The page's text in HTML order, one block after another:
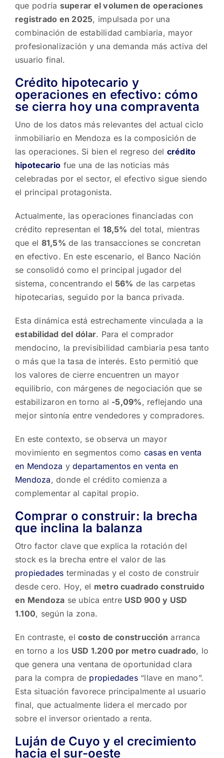
que podría superar el volumen de operaciones
registrado en 2025, impulsada por una
combinación de estabilidad cambiaria, mayor
profesionalización y una demanda más activa del
usuario final.
Crédito hipotecario y
operaciones en efectivo: cómo
se cierra hoy una compraventa
Uno de los datos más relevantes del actual ciclo
inmobiliario en Mendoza es la composición de
las operaciones. Si bien el regreso del crédito
hipotecario fue una de las noticias más
celebradas por el sector, el efectivo sigue siendo
el principal protagonista.
Actualmente, las operaciones financiadas con
crédito representan el 18,5% del total, mientras
que el 81,5% de las transacciones se concretan
en efectivo. En este escenario, el Banco Nación
se consolidó como el principal jugador del
sistema, concentrando el 56% de las carpetas
hipotecarias, seguido por la banca privada.
Esta dinámica está estrechamente vinculada a la
estabilidad del dólar. Para el comprador
mendocino, la previsibilidad cambiaria pesa tanto
o más que la tasa de interés. Esto permitió que
los valores de cierre encuentren un mayor
equilibrio, con márgenes de negociación que se
estabilizaron en torno al -5,09%, reflejando una
mejor sintonía entre vendedores y compradores.
En este contexto, se observa un mayor
movimiento en segmentos como casas en venta
en Mendoza ydepartamentos en venta en
Mendoza, donde el crédito comienza a
complementar al capital propio.
Comprar o construir: la brecha
que inclina la balanza
Otro factor clave que explica la rotación del
stock es la brecha entre el valor de las
propiedades terminadas y el costo de construir
desde cero. Hoy, el metro cuadrado construido
en Mendoza se ubica entre USD 900 y USD
1.100, según la zona.
En contraste, elcosto de construcción arranca
en torno a los USD 1.200 por metro cuadrado, lo
que genera una ventana de oportunidad clara
para la compra de propiedades“llave en mano”.
Esta situación favorece principalmente al usuario
final, que actualmente lidera el mercado por
sobre el inversor orientado a renta.
Luján de Cuyo y el crecimiento
hacia el sur-oeste